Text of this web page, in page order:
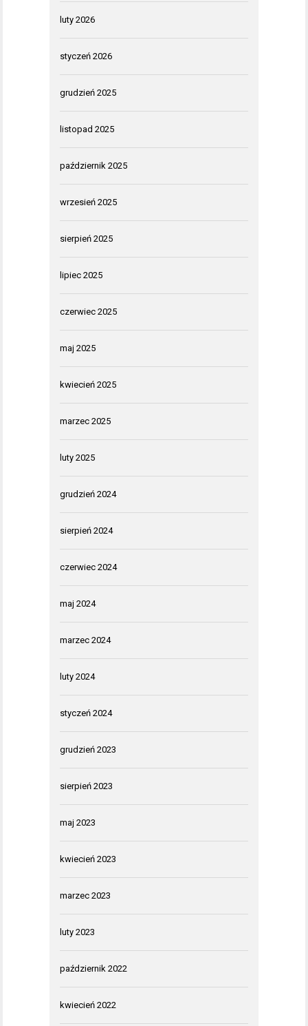
luty 2026
styczeń 2026
grudzień 2025
listopad 2025
październik 2025
wrzesień 2025
sierpień 2025
lipiec 2025
czerwiec 2025
maj 2025
kwiecień 2025
marzec 2025
luty 2025
grudzień 2024
sierpień 2024
czerwiec 2024
maj 2024
marzec 2024
luty 2024
styczeń 2024
grudzień 2023
sierpień 2023
maj 2023
kwiecień 2023
marzec 2023
luty 2023
październik 2022
kwiecień 2022